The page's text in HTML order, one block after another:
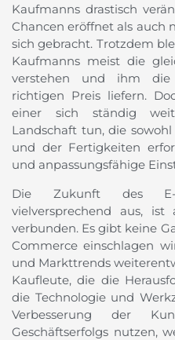
Kaufmanns drastisch
Chancen eröffnet als auch
sich gebracht. Trotzdem
Kaufmanns meist die
verstehen und ihm
richtigen Preis liefern.
einer sich ständig
Landschaft tun, die
und der Fertigkeiten
und anpassungsfähige
Die Zukunft des E-
vielversprechend aus,
verbunden. Es gibt keine
Commerce einschlagen
und Markttrends
Kaufleute, die die
die Technologie und
Verbesserung der
Geschäftserfolgs nutzen,